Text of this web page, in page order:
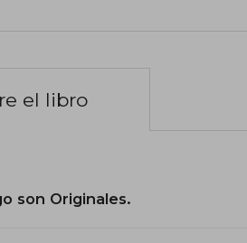
el libro
son Originales.